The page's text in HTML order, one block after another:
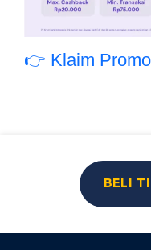
👉 Klaim
BELI